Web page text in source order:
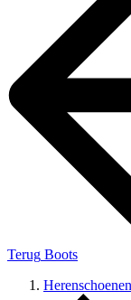
Terug Boots
Herenschoenen